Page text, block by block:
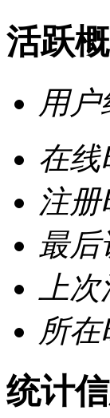
活跃
用户
在线
注册
最后
上
所在
统计